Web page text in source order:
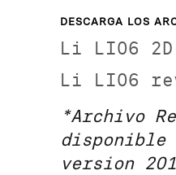
DESCARGA LOS
Li LI06
Li LI06
*Archivo
disponible
version